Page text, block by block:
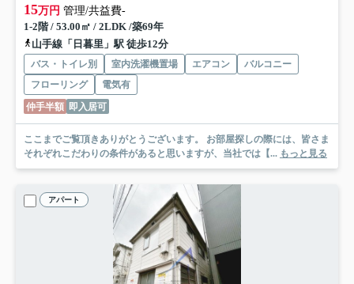
15万円 管理/共益費-
1-2階 / 53.00㎡ / 2LDK /築69年
山手線「日暮里」駅 徒歩12分
バス・トイレ別 室内洗濯機置場 エアコン
バルコニー
フローリング
電気有
仲手半額 即入居可
ここまでご覧頂きありがとうございます。 お部屋探しの際には、皆さま
それぞれこだわりの条件があると思いますが、当社では【... もっと見る
アパート